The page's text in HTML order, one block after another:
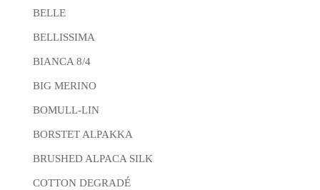
BELLE
BELLISSIMA
BIANCA 8/4
BIG MERINO
BOMULL-LIN
BORSTET ALPAKKA
BRUSHED ALPACA SILK
COTTON DEGRADÉ